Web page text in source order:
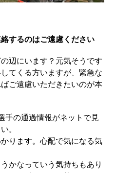
するのはご遠慮ください
辺にいます？元気そうです
てくる方いますが、緊急な
ご遠慮いただきたいのが本
手の通過情報がネットで見
。
ります。心配で気になる気
かなっていう気持ちもあり